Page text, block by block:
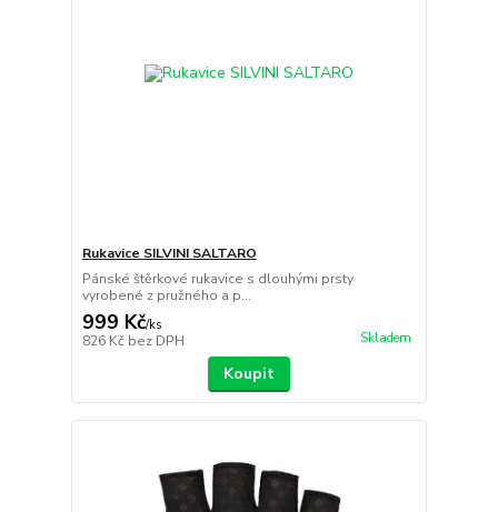
Rukavice SILVINI SALTARO
Pánské štěrkové rukavice s dlouhými prsty
vyrobené z pružného a p...
999 Kč/ks
826 Kč bez DPH Skladem
Koupit